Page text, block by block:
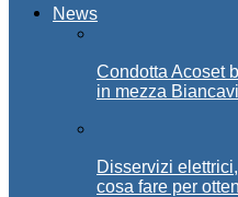
News
Condotta Acoset
in mezza
Disservizi
cosa fare per